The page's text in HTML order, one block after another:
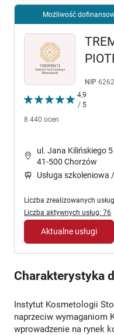
Możliwość
4,9
/ 5
8 440 ocen
NIP
ul. Jana Kilińskiego 5
41-500 Chorzów
Usługa szkoleniowa
Liczba zrealizowanych
Liczba aktywnych usług: 76
Aktualne usługi
Charakterystyka
Instytut Kosmetologii
naprzeciw wymaganiom
wprowadzenie na rynek